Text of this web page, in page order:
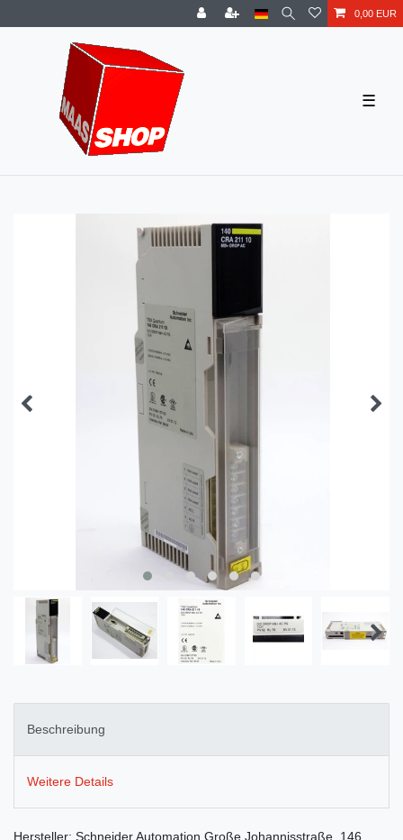
0,00 EUR
☰
Beschreibung
Weitere Details
Hersteller: Schneider Automation Große Johannisstraße 146